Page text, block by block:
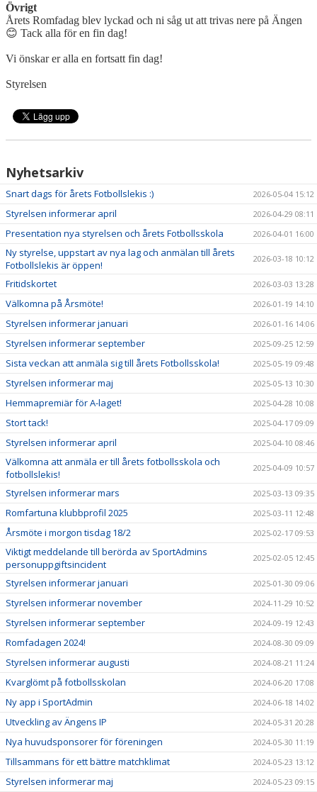
Övrigt
Årets Romfadag blev lyckad och ni såg ut att trivas nere på Ängen
😊 Tack alla för en fin dag!
Vi önskar er alla en fortsatt fin dag!
Styrelsen
Nyhetsarkiv
Snart dags för årets Fotbollslekis :) 2026-05-04 15:12
Styrelsen informerar april 2026-04-29 08:11
Presentation nya styrelsen och årets Fotbollsskola 2026-04-01 16:00
Ny styrelse, uppstart av nya lag och anmälan till årets
Fotbollslekis är öppen!
2026-03-18 10:12
Fritidskortet 2026-03-03 13:28
Välkomna på Årsmöte! 2026-01-19 14:10
Styrelsen informerar januari 2026-01-16 14:06
Styrelsen informerar september 2025-09-25 12:59
Sista veckan att anmäla sig till årets Fotbollsskola! 2025-05-19 09:48
Styrelsen informerar maj 2025-05-13 10:30
Hemmapremiär för A-laget! 2025-04-28 10:08
Stort tack! 2025-04-17 09:09
Styrelsen informerar april 2025-04-10 08:46
Välkomna att anmäla er till årets fotbollsskola och
fotbollslekis!
2025-04-09 10:57
Styrelsen informerar mars 2025-03-13 09:35
Romfartuna klubbprofil 2025 2025-03-11 12:48
Årsmöte i morgon tisdag 18/2 2025-02-17 09:53
Viktigt meddelande till berörda av SportAdmins
personuppgiftsincident
2025-02-05 12:45
Styrelsen informerar januari 2025-01-30 09:06
Styrelsen informerar november 2024-11-29 10:52
Styrelsen informerar september 2024-09-19 12:43
Romfadagen 2024! 2024-08-30 09:09
Styrelsen informerar augusti 2024-08-21 11:24
Kvarglömt på fotbollsskolan 2024-06-20 17:08
Ny app i SportAdmin 2024-06-18 14:02
Utveckling av Ängens IP 2024-05-31 20:28
Nya huvudsponsorer för föreningen 2024-05-30 11:19
Tillsammans för ett bättre matchklimat 2024-05-23 13:12
Styrelsen informerar maj 2024-05-23 09:15